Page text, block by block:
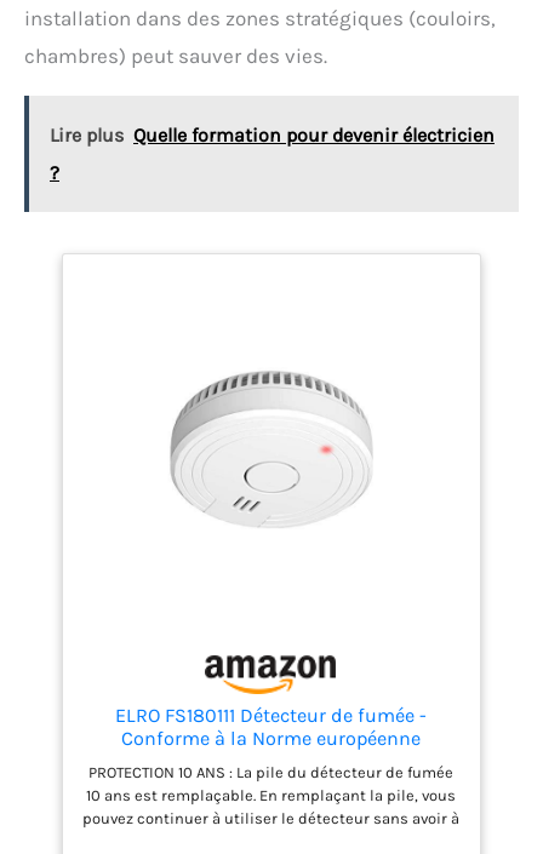
pieds et de brancher votre chauffage
installation dans des zones stratégiques (couloirs,
chambres) peut sauver des vies.
Lire plus Quelle formation pour devenir électricien
?
ELRO FS180111 Détecteur de fumée -
Conforme à la Norme européenne
EN14604, Blanc
PROTECTION 10 ANS : La pile du détecteur de fumée
10 ans est remplaçable. En remplaçant la pile, vous
pouvez continuer à utiliser le détecteur sans avoir à